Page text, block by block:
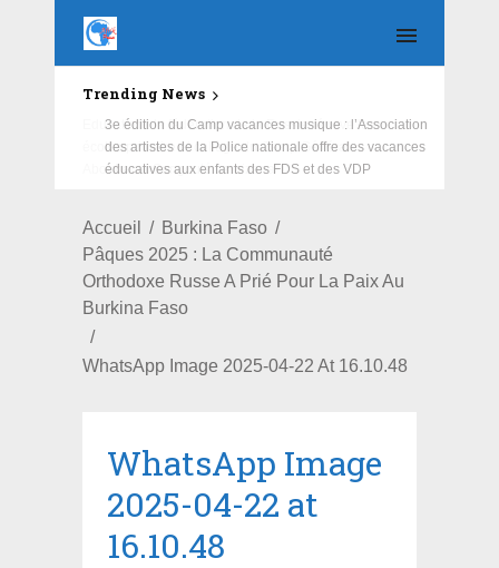
Trending News
Education : la fédération de la Russie rénove les
écoles primaire et collège du Camp Général
Aboubacar Sangoulé Lamizana
Accueil
Burkina Faso
Pâques 2025 : La Communauté
Orthodoxe Russe A Prié Pour La Paix Au
Burkina Faso
WhatsApp Image 2025-04-22 At 16.10.48
WhatsApp Image
2025-04-22 at
16.10.48